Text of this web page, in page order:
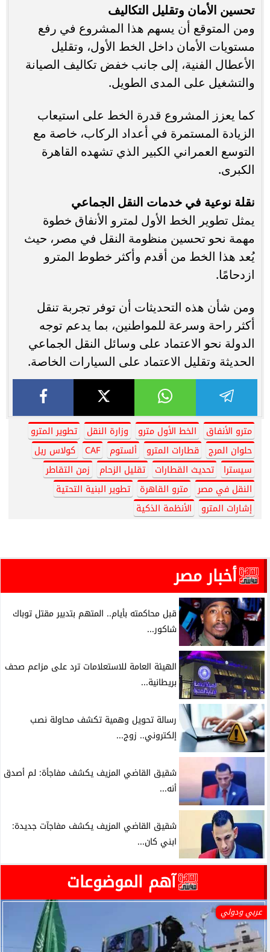
تحسين الأمان وتقليل التكاليف
ومن المتوقع أن يسهم هذا المشروع في رفع
مستويات الأمان داخل الخط الأول، وتقليل
الأعطال الفنية، إلى جانب خفض تكاليف الصيانة
والتشغيل على المدى الطويل.
كما يعزز المشروع قدرة الخط على استيعاب
الزيادة المستمرة في أعداد الركاب، خاصة مع
التوسع العمراني الكبير الذي تشهده القاهرة
الكبرى.
نقلة نوعية في خدمات النقل الجماعي
يمثل تطوير الخط الأول لمترو الأنفاق خطوة
مهمة نحو تحسين منظومة النقل في مصر، حيث
يُعد هذا الخط من أقدم وأكثر خطوط المترو
ازدحامًا.
ومن شأن هذه التحديثات أن توفر تجربة تنقل
أكثر راحة وسرعة للمواطنين، بما يدعم توجه
الدولة نحو الاعتماد على وسائل النقل الجماعي
الحديثة وتقليل الاعتماد على السيارات الخاصة.
مترو الأنفاق الخط الأول مترو وزارة النقل
تطوير المترو
حلوان المرج
قطارات المترو ألستوم CAF
كولاس ريل
سيسترا
تحديث القطارات تقليل الزحام
زمن التقاطر
النقل في مصر
مترو القاهرة
تطوير البنية التحتية
إشارات المترو
الأنظمة الذكية
أخبار مصر
قبل محاكمته بأيام.. المتهم بتدبير مقتل توباك
شاكور...
الهيئة العامة للاستعلامات ترد على مزاعم صحف
بريطانية...
رسالة تحويل وهمية تكشف محاولة نصب
إلكتروني.. زوج...
شقيق القاضي المزيف يكشف مفاجأة: لم أصدق
أنه...
شقيق القاضي المزيف يكشف مفاجآت جديدة:
ابني كان...
آهم الموضوعات
عربي ودولي